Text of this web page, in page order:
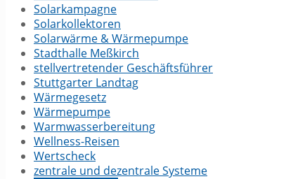
Solarkampagne
Solarkollektoren
Solarwärme & Wärmepumpe
Stadthalle Meßkirch
stellvertretender Geschäftsführer
Stuttgarter Landtag
Wärmegesetz
Wärmepumpe
Warmwasserbereitung
Wellness-Reisen
Wertscheck
zentrale und dezentrale Systeme